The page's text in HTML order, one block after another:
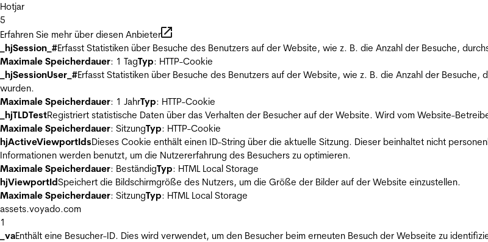
Hotjar
5
Erfahren Sie mehr über diesen Anbieter
_hjSession_#Erfasst Statistiken über Besuche des Benutzers auf der Website, wie z. B. die Anzahl der Besuche,
Maximale Speicherdauer: 1 TagTyp: HTTP-Cookie
_hjSessionUser_#Erfasst Statistiken über Besuche des Benutzers auf der Website, wie z. B. die Anzahl der
wurden.
Maximale Speicherdauer: 1 JahrTyp: HTTP-Cookie
_hjTLDTestRegistriert statistische Daten über das Verhalten der Besucher auf der Website. Wird vom Website-
Maximale Speicherdauer: SitzungTyp: HTTP-Cookie
hjActiveViewportIdsDieses Cookie enthält einen ID-String über die aktuelle Sitzung. Dieser beinhaltet nicht
Informationen werden benutzt, um die Nutzererfahrung des Besuchers zu optimieren.
Maximale Speicherdauer: BeständigTyp: HTML Local Storage
hjViewportIdSpeichert die Bildschirmgröße des Nutzers, um die Größe der Bilder auf der Website einzustellen.
Maximale Speicherdauer: SitzungTyp: HTML Local Storage
assets.voyado.com
1
_vaEnthält eine Besucher-ID. Dies wird verwendet, um den Besucher beim erneuten Besuch der Webseite zu